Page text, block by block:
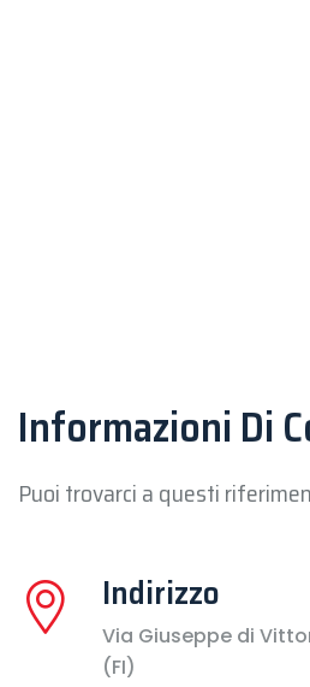
Informazioni Di
Puoi trovarci a questi
Indirizzo
Via Giuseppe di
(FI)